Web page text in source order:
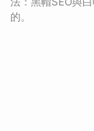
的。